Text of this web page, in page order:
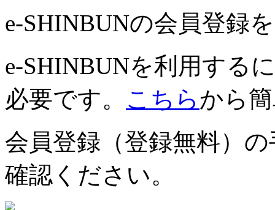
e-SHINBUNの会員登録
e-SHINBUNを利用する
必要です。 こちらから
会員登録（登録無料）
確認ください。